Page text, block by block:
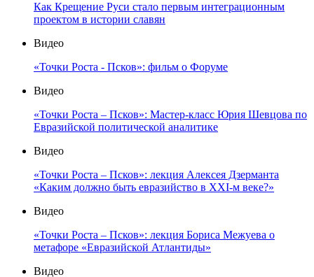
Как Крещение Руси стало первым интеграционным
проектом в истории славян
Видео
«Точки Роста - Псков»: фильм о Форуме
Видео
«Точки Роста – Псков»: Мастер-класс Юрия Шевцова по
Евразийской политической аналитике
Видео
«Точки Роста – Псков»: лекция Алексея Дзерманта
«Каким должно быть евразийство в XXI-м веке?»
Видео
«Точки Роста – Псков»: лекция Бориса Межуева о
метафоре «Евразийской Атлантиды»
Видео